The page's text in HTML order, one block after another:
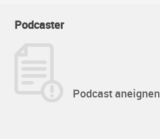
Podcaster
Podcast aneignen